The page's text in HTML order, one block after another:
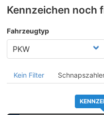
Kennzeichen noch
Fahrzeugtyp
Kein Filter